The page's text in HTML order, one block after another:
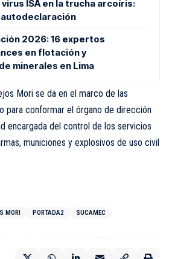
ISA en la trucha arcoíris:
autodeclaración
2026: 16 expertos
en flotación y
minerales en Lima
Mori se da en el marco de las
para conformar el órgano de dirección
encargada del control de los servicios
municiones y explosivos de uso civil
MORI PORTADA2 SUCAMEC